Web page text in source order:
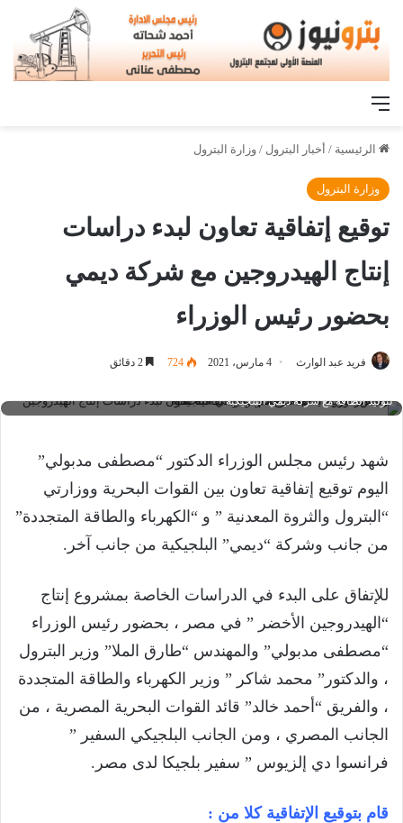
القائمة
الرئيسية / أخبار البترول / وزارة البترول
وزارة البترول
توقيع إتفاقية تعاون لبدء دراسات
إنتاج الهيدروجين مع شركة ديمي
بحضور رئيس الوزراء
فريد عبد الوارث 4 مارس، 2021 724
لتوليد الطاقة مع شركة ديمي البلجيكية
شهد رئيس مجلس الوزراء الدكتور “مصطفى مدبولي”
اليوم توقيع إتفاقية تعاون بين القوات البحرية ووزارتي
“البترول والثروة المعدنية ” و “الكهرباء والطاقة المتجددة”
من جانب وشركة “ديمي” البلجيكية من جانب آخر.
للإتفاق على البدء في الدراسات الخاصة بمشروع إنتاج
“الهيدروجين الأخضر ” في مصر ، بحضور رئيس الوزراء
“مصطفى مدبولي” والمهندس “طارق الملا” وزير البترول
، والدكتور” محمد شاكر ” وزير الكهرباء والطاقة المتجددة
، والفريق “أحمد خالد” قائد القوات البحرية المصرية ، من
الجانب المصري ، ومن الجانب البلجيكي السفير ”
فرانسوا دي إلزيوس ” سفير بلجيكا لدى مصر.
قام بتوقيع الإتفاقية كلا من :